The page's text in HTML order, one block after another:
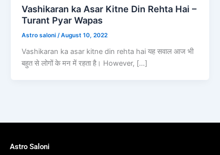
Vashikaran ka Asar Kitne Din Rehta Hai –
Turant Pyar Wapas
Astro saloni /August 10, 2022
Vashikaran ka asar kitne din rehta hai यह सवाल आज भी
बहुत से लोगों के मन में रहता है। However, […]
Astro Saloni